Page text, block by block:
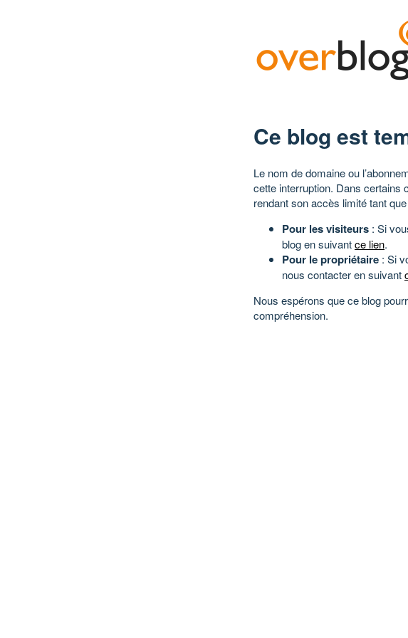
Ce blog est
Le nom de domaine ou
cette interruption. Dans certains
rendant son accès limité tant
Pour les visiteurs : Si
blog en suivantce lien.
Pour le propriétaire : Si
nous contacter en suivant
Nous espérons que ce blog
compréhension.